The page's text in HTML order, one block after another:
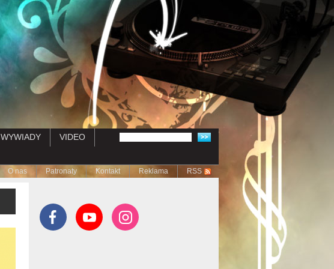
WYWIADY
VIDEO
Submenu
O nas Patronaty Kontakt Reklama RSS